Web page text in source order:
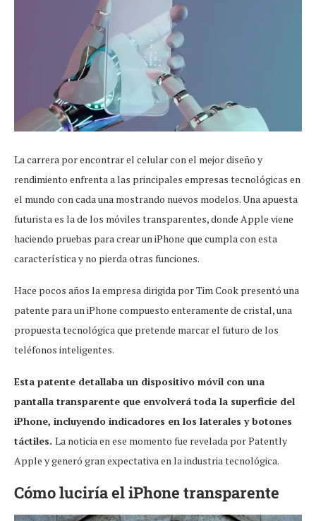
La carrera por encontrar el celular con el mejor diseño y
rendimiento enfrenta a las principales empresas tecnológicas en
el mundo con cada una mostrando nuevos modelos. Una apuesta
futurista es la de los móviles transparentes, donde Apple viene
haciendo pruebas para crear un iPhone que cumpla con esta
característica y no pierda otras funciones.
Hace pocos años la empresa dirigida por Tim Cook presentó una
patente para un iPhone compuesto enteramente de cristal, una
propuesta tecnológica que pretende marcar el futuro de los
teléfonos inteligentes.
Esta patente detallaba un dispositivo móvil con una
pantalla transparente que envolverá toda la superficie del
iPhone, incluyendo indicadores en los laterales y botones
táctiles. La noticia en ese momento fue revelada por Patently
Apple y generó gran expectativa en la industria tecnológica.
Cómo luciría el iPhone transparente